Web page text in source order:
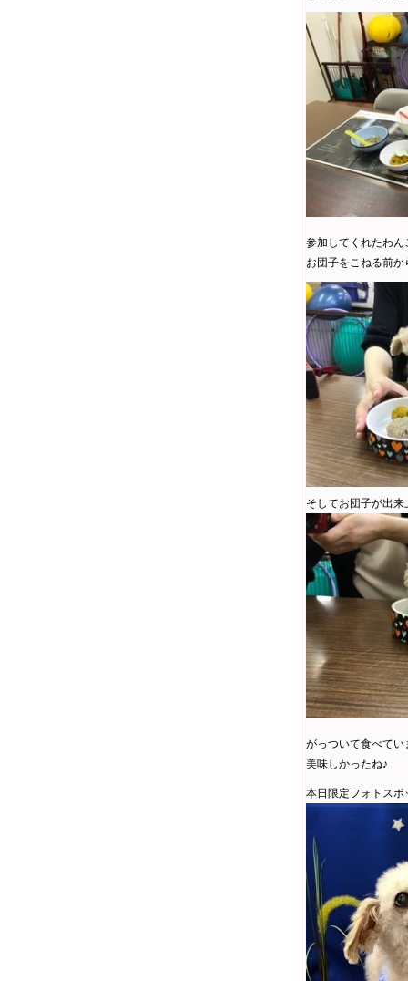
参加してくれたわん
お団子をこねる前
そしてお団子が出
がっついて食べてい
美味しかったね♪
本日限定フォトス